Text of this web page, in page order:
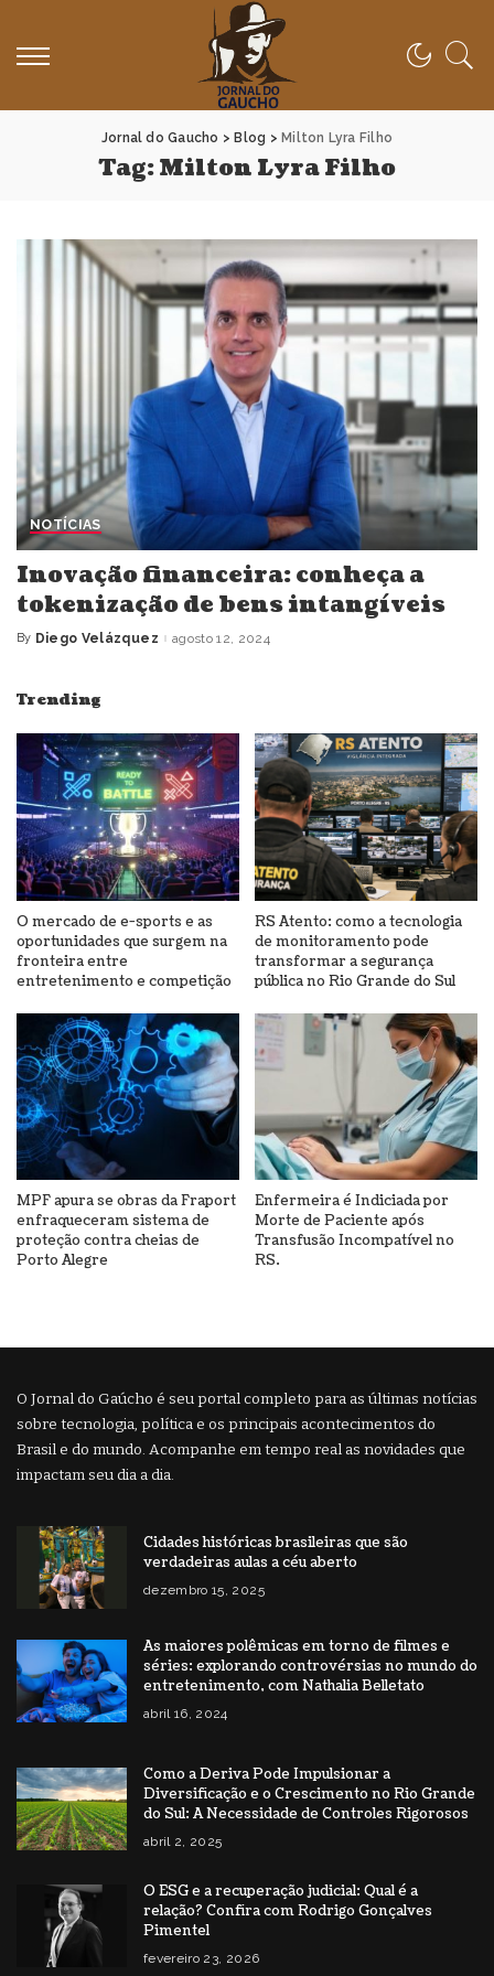
Jornal do Gaucho > Blog > Milton Lyra Filho
Tag:Milton Lyra Filho
NOTÍCIAS
Inovação financeira: conheça a
tokenização de bens intangíveis
Posted
By Diego Velázquez agosto 12, 2024
Trending
O mercado de e-sports e as
oportunidades que surgem na
fronteira entre
entretenimento e competição
RS Atento: como a tecnologia
de monitoramento pode
transformar a segurança
pública no Rio Grande do Sul
MPF apura se obras da Fraport
enfraqueceram sistema de
proteção contra cheias de
Porto Alegre
Enfermeira é Indiciada por
Morte de Paciente após
Transfusão Incompatível no
RS.
O Jornal do Gaúcho é seu portal completo para as últimas notícias
sobre tecnologia, política e os principais acontecimentos do
Brasil e do mundo. Acompanhe em tempo real as novidades que
impactam seu dia a dia.
Cidades históricas brasileiras que são
verdadeiras aulas a céu aberto
dezembro 15, 2025
As maiores polêmicas em torno de filmes e
séries: explorando controvérsias no mundo do
entretenimento, com Nathalia Belletato
abril 16, 2024
Como a Deriva Pode Impulsionar a
Diversificação e o Crescimento no Rio Grande
do Sul: A Necessidade de Controles Rigorosos
abril 2, 2025
O ESG e a recuperação judicial: Qual é a
relação? Confira com Rodrigo Gonçalves
Pimentel
fevereiro 23, 2026